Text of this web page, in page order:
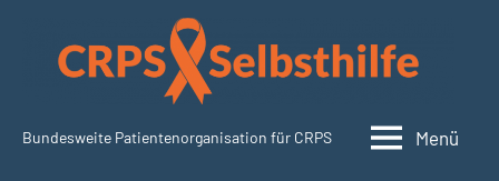
springen
CRPSSelbsthilfe.org
Bundesweite Patientenorganisation für CRPS Menü